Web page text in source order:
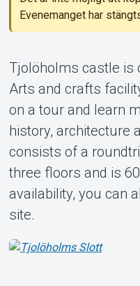
Om
Evenemanget har
Tjolöholms castle is
Arts and crafts
on a tour and learn
history, architecture
consists of a
three floors and is
availability, you can
site.